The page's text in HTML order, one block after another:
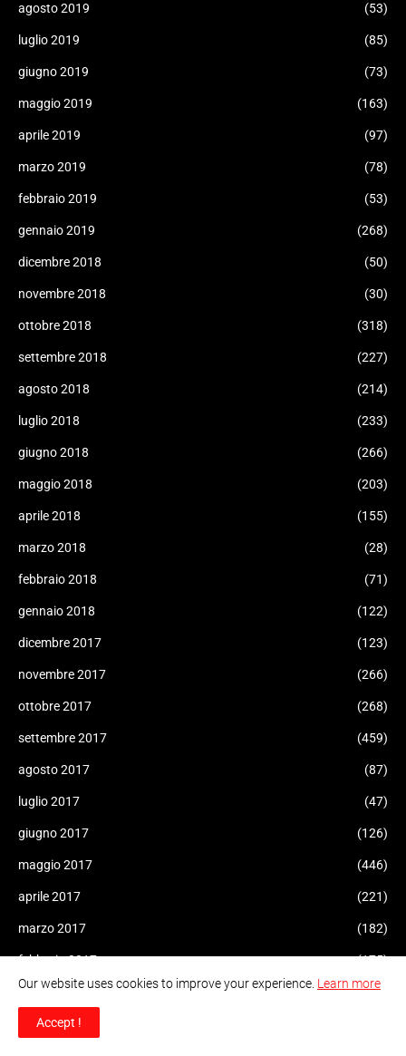
agosto 2019 (53)
luglio 2019 (85)
giugno 2019 (73)
maggio 2019 (163)
aprile 2019 (97)
marzo 2019 (78)
febbraio 2019 (53)
gennaio 2019 (268)
dicembre 2018 (50)
novembre 2018 (30)
ottobre 2018 (318)
settembre 2018 (227)
agosto 2018 (214)
luglio 2018 (233)
giugno 2018 (266)
maggio 2018 (203)
aprile 2018 (155)
marzo 2018 (28)
febbraio 2018 (71)
gennaio 2018 (122)
dicembre 2017 (123)
novembre 2017 (266)
ottobre 2017 (268)
settembre 2017 (459)
agosto 2017 (87)
luglio 2017 (47)
giugno 2017 (126)
maggio 2017 (446)
aprile 2017 (221)
marzo 2017 (182)
febbraio 2017 (175)
gennaio 2017 (308)
dicembre 2016
Our website uses cookies to improve your experience. Learn more
Accept !